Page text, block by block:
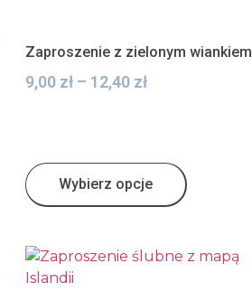
Zaproszenie z zielonym wiankiem
9,00 zł – 12,40 zł
Wybierz opcje